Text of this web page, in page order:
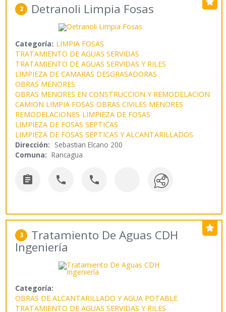
2 Detranoli Limpia Fosas
Categoría: LIMPIA FOSAS
TRATAMIENTO DE AGUAS SERVIDAS
TRATAMIENTO DE AGUAS SERVIDAS Y RILES
LIMPIEZA DE CAMARAS DESGRASADORAS
OBRAS MENORES
OBRAS MENORES EN CONSTRUCCION Y REMODELACION
CAMION LIMPIA FOSAS OBRAS CIVILES MENORES
REMODELACIONES LIMPIEZA DE FOSAS
LIMPIEZA DE FOSAS SEPTICAS
LIMPIEZA DE FOSAS SEPTICAS Y ALCANTARILLADOS
Dirección: Sebastian Elcano 200
Comuna: Rancagua
  
3 Tratamiento De Aguas CDH
Ingeniería
Categoría:
OBRAS DE ALCANTARILLADO Y AGUA POTABLE
TRATAMIENTO DE AGUAS SERVIDAS Y RILES